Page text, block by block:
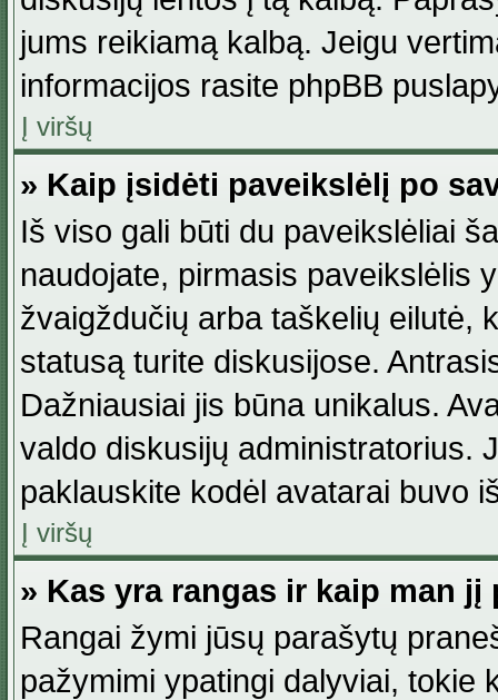
jums reikiamą kalbą. Jeigu
informacijos rasite phpBB
Į viršų
» Kaip įsidėti paveikslėlį po
Iš viso gali būti du paveikslėliai
naudojate, pirmasis paveikslėlis
žvaigždučių arba taškelių eilutė,
statusą turite diskusijose.
Dažniausiai jis būna unikalus.
valdo diskusijų administratorius.
paklauskite kodėl avatarai buvo
Į viršų
» Kas yra rangas ir kaip man jį
Rangai žymi jūsų parašytų
pažymimi ypatingi dalyviai, tokie